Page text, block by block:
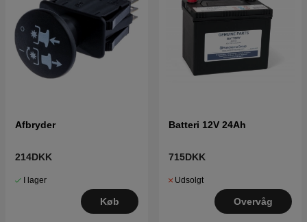
Afbryder
214DKK
I lager
Køb
Batteri 12V 24Ah
715DKK
Udsolgt
Overvåg